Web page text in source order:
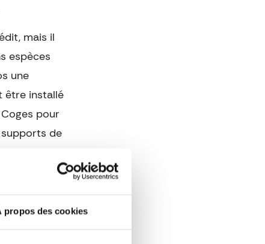
propos des cookies
mais il
espèces
une
être installé
pour
de
de